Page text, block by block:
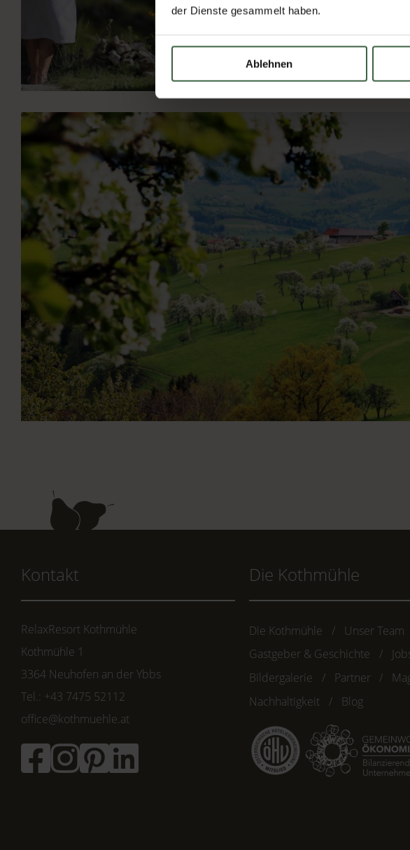
der Dienste gesammelt haben.
Ablehnen
Kontakt
RelaxResort Kothmühle
Kothmühle 1
3364 Neuhofen an der Ybbs
Tel.: +43 7475 52112
office@kothmuehle.at
Die Kothmühle
Die Kothmühle
Unser Team
Gastgeber & Geschichte
Bildergalerie
Partner
Nachhaltigkeit
Blog